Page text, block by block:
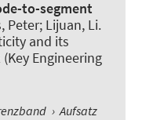
to-segment
Peter; Lijuan, Li.
and its
Engineering
› Aufsatz